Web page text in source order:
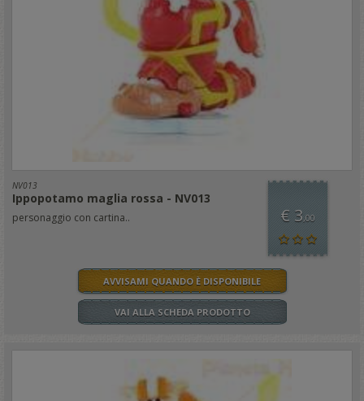
NV013
Ippopotamo maglia rossa - NV013
personaggio con cartina.. € 3,00
AVVISAMI QUANDO È DISPONIBILE
VAI ALLA SCHEDA PRODOTTO